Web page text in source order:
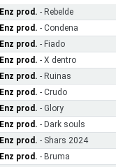
Enz prod. - Rebelde
Enz prod. - Condena
Enz prod. - Fiado
Enz prod. - X dentro
Enz prod. - Ruinas
Enz prod. - Crudo
Enz prod. - Glory
Enz prod. - Dark souls
Enz prod. - Shars 2024
Enz prod. - Bruma